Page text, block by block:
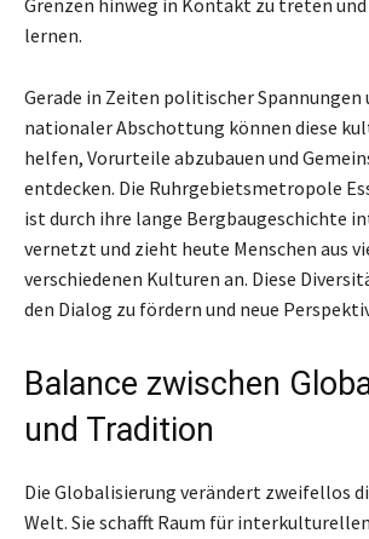
Grenzen hinweg in Kontakt zu treten
lernen.
Gerade in Zeiten politischer Spannungen
nationaler Abschottung können diese
helfen, Vorurteile abzubauen und
entdecken. Die Ruhrgebietsmetropole
ist durch ihre lange Bergbaugeschichte
vernetzt und zieht heute Menschen aus
verschiedenen Kulturen an. Diese
den Dialog zu fördern und neue
Balance zwischen
und Tradition
Die Globalisierung verändert zweifellos
Welt. Sie schafft Raum für